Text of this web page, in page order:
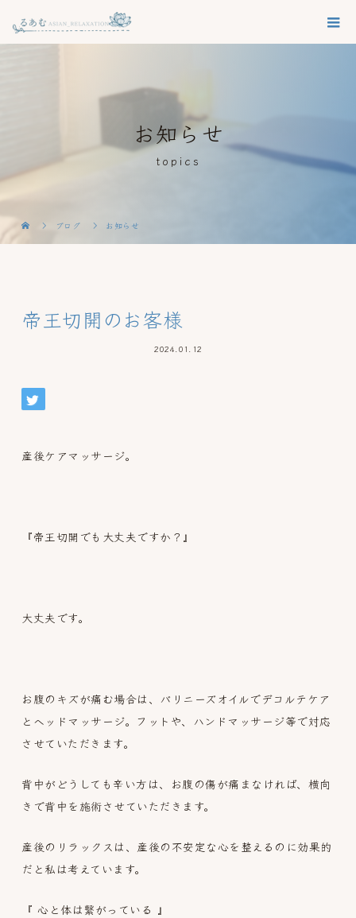
お知らせ
topics
ブログ お知らせ
帝王切開のお客様
2024.01.12
産後ケアマッサージ。
『帝王切開でも大丈夫ですか？』
大丈夫です。
お腹のキズが痛む場合は、バリニーズオイルでデコルテケア
とヘッドマッサージ。フットや、ハンドマッサージ等で対応
させていただきます。
背中がどうしても辛い方は、お腹の傷が痛まなければ、横向
きで背中を施術させていただきます。
産後のリラックスは、産後の不安定な心を整えるのに効果的
だと私は考えています。
『 心と体は繋がっている 』